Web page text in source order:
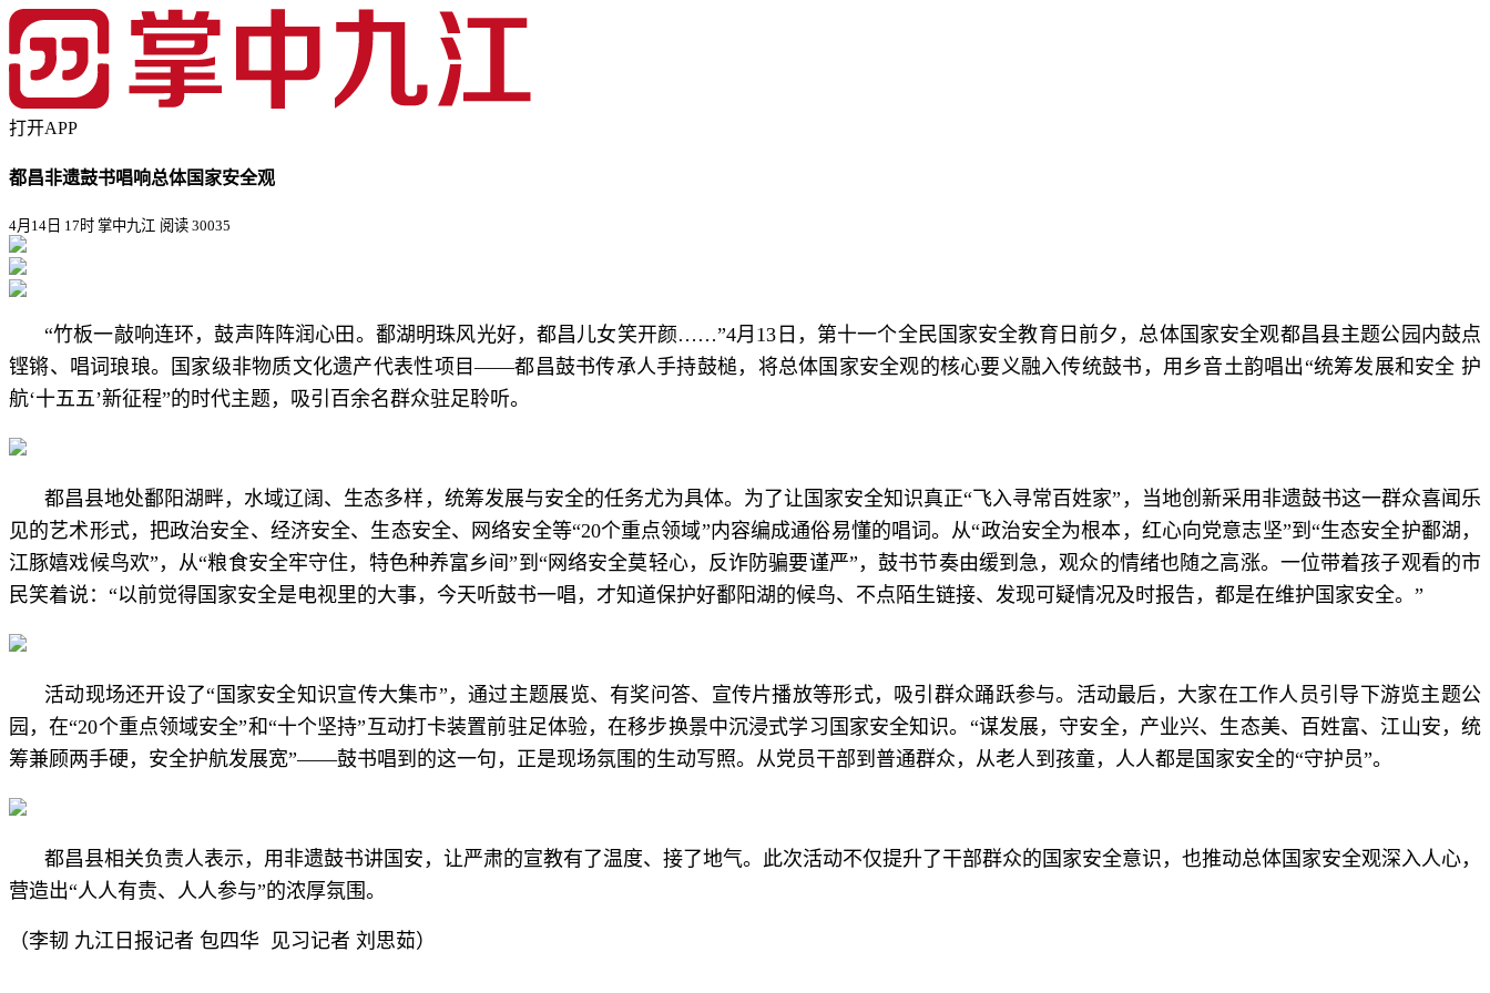
打开APP
都昌非遗鼓书唱响总体国家安全观
4月14日 17时 掌中九江 阅读 30035
“竹板一敲响连环，鼓声阵阵润心田。鄱湖明珠风光好，都昌儿女笑开颜……”4月13日，第十一个全民国家安全教育日前夕，总体国家安全观都昌县主题公园内鼓点
铿锵、唱词琅琅。国家级非物质文化遗产代表性项目——都昌鼓书传承人手持鼓槌，将总体国家安全观的核心要义融入传统鼓书，用乡音土韵唱出“统筹发展和安全 护
航‘十五五’新征程”的时代主题，吸引百余名群众驻足聆听。
都昌县地处鄱阳湖畔，水域辽阔、生态多样，统筹发展与安全的任务尤为具体。为了让国家安全知识真正“飞入寻常百姓家”，当地创新采用非遗鼓书这一群众喜闻乐
见的艺术形式，把政治安全、经济安全、生态安全、网络安全等“20个重点领域”内容编成通俗易懂的唱词。从“政治安全为根本，红心向党意志坚”到“生态安全护鄱湖，
江豚嬉戏候鸟欢”，从“粮食安全牢守住，特色种养富乡间”到“网络安全莫轻心，反诈防骗要谨严”，鼓书节奏由缓到急，观众的情绪也随之高涨。一位带着孩子观看的市
民笑着说：“以前觉得国家安全是电视里的大事，今天听鼓书一唱，才知道保护好鄱阳湖的候鸟、不点陌生链接、发现可疑情况及时报告，都是在维护国家安全。”
活动现场还开设了“国家安全知识宣传大集市”，通过主题展览、有奖问答、宣传片播放等形式，吸引群众踊跃参与。活动最后，大家在工作人员引导下游览主题公
园，在“20个重点领域安全”和“十个坚持”互动打卡装置前驻足体验，在移步换景中沉浸式学习国家安全知识。“谋发展，守安全，产业兴、生态美、百姓富、江山安，统
筹兼顾两手硬，安全护航发展宽”——鼓书唱到的这一句，正是现场氛围的生动写照。从党员干部到普通群众，从老人到孩童，人人都是国家安全的“守护员”。
都昌县相关负责人表示，用非遗鼓书讲国安，让严肃的宣教有了温度、接了地气。此次活动不仅提升了干部群众的国家安全意识，也推动总体国家安全观深入人心，
营造出“人人有责、人人参与”的浓厚氛围。
（李韧 九江日报记者 包四华 见习记者 刘思茹）